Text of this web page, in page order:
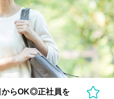
からOK◎正社員を